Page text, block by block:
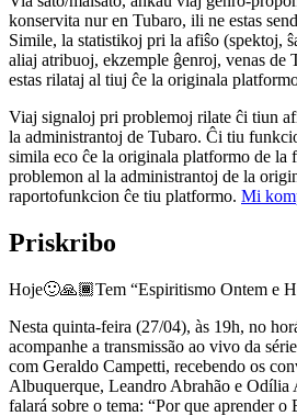
konservita nur en Tubaro, ili ne estas
Simile, la statistikoj pri la afiŝo (spektoj,
aliaj atribuoj, ekzemple ĝenroj, venas de
estas rilataj al tiuj ĉe la originala
Viaj signaloj pri problemoj rilate ĉi tiun
la administrantoj de Tubaro. Ĉi tiu
simila eco ĉe la originala platformo de la
problemon al la administrantoj de la
raportofunkcion ĉe tiu platformo. Mi
Priskribo
Hoje🙂🙏🏾Tem “Espiritismo Ontem e
Nesta quinta-feira (27/04), às 19h, no
acompanhe a transmissão ao vivo da
com Geraldo Campetti, recebendo os
Albuquerque, Leandro Abrahão e Odília
falará sobre o tema: “Por que aprender o